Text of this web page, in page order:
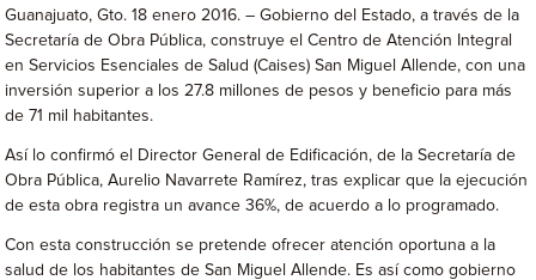
Guanajuato, Gto. 18 enero 2016. – Gobierno del Estado, a través de la
Secretaría de Obra Pública, construye el Centro de Atención Integral
en Servicios Esenciales de Salud (Caises) San Miguel Allende, con una
inversión superior a los 27.8 millones de pesos y beneficio para más
de 71 mil habitantes.
Así lo confirmó el Director General de Edificación, de la Secretaría de
Obra Pública, Aurelio Navarrete Ramírez, tras explicar que la ejecución
de esta obra registra un avance 36%, de acuerdo a lo programado.
Con esta construcción se pretende ofrecer atención oportuna a la
salud de los habitantes de San Miguel Allende. Es así como gobierno